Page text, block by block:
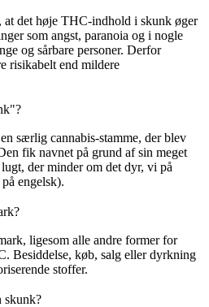
at det høje THC-indhold i skunk øger
som angst, paranoia og i nogle
og sårbare personer. Derfor
risikabelt end mildere
særlig cannabis-stamme, der blev
fik navnet på grund af sin meget
der minder om det dyr, vi på
engelsk).
ligesom alle andre former for
Besiddelse, køb, salg eller dyrkning
stoffer.
skunk?